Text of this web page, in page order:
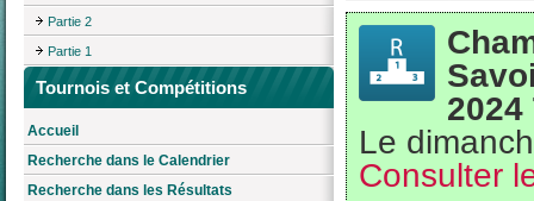
Partie 2
Partie 1
Tournois et Compétitions
Accueil
Recherche dans le Calendrier
Recherche dans les Résultats
2024
Le
Consulter